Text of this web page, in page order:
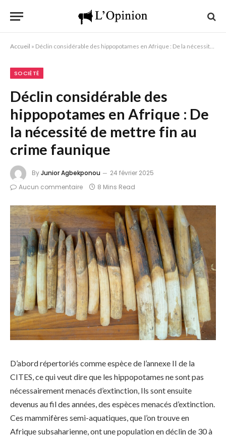
Accueil » Déclin considérable des hippopotames en Afrique : De la nécessité de mettre fin au crime faunique
SOCIÉTÉ
Déclin considérable des
hippopotames en Afrique : De
la nécessité de mettre fin au
crime faunique
ByJunior Agbekponou
24 février 2025
Aucun commentaire
8 Mins Read
D’abord répertoriés comme espèce de l’annexe II de la
CITES, ce qui veut dire que les hippopotames ne sont pas
nécessairement menacés d’extinction, Ils sont ensuite
devenus au fil des années, des espèces menacés d’extinction.
Ces mammifères semi-aquatiques, que l’on trouve en
Afrique subsaharienne, ont une population en déclin de 30 à